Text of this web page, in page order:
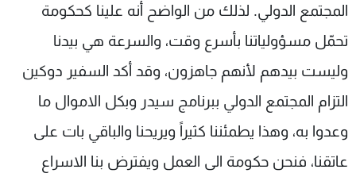
المجتمع الدولي. لذلك من الواضح أنه علينا كحكومة
تحمّل مسؤولياتنا بأسرع وقت، والسرعة هي بيدنا
وليست بيدهم لأنهم جاهزون، وقد أكد السفير دوكين
التزام المجتمع الدولي ببرنامج سيدر وبكل الاموال ما
وعدوا به، وهذا يطمئننا كثيراً ويريحنا والباقي بات على
عاتقنا، فنحن حكومة الى العمل ويفترض بنا الاسراع